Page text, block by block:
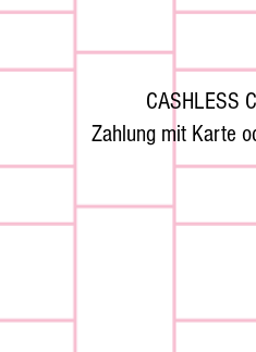
CASHLESS
Zahlung mit Karte